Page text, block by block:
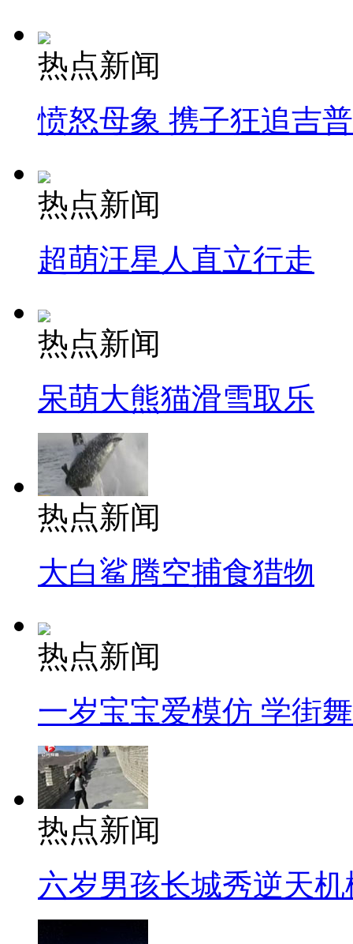
热点新闻
愤怒母象 携子狂追吉
热点新闻
超萌汪星人直立行走
热点新闻
呆萌大熊猫滑雪取乐
热点新闻
大白鲨腾空捕食猎物
热点新闻
一岁宝宝爱模仿 学街
热点新闻
六岁男孩长城秀逆天机